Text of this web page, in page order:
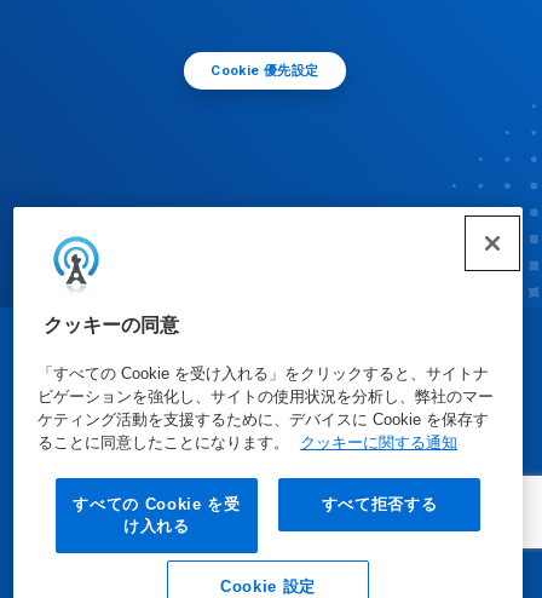
クッキーの同意
「すべての Cookie を受け入れる」をクリックすると、サイトナ
ビゲーションを強化し、サイトの使用状況を分析し、弊社のマー
ケティング活動を支援するために、デバイスに Cookie を保存す
ることに同意したことになります。
クッキーに関する通知
すべての Cookie を受
け入れる
すべて拒否する
Cookie 設定
Cookie 優先設定
© Ecolab Inc. 2025
安全データシート|プライバシーポリシー|利用規約